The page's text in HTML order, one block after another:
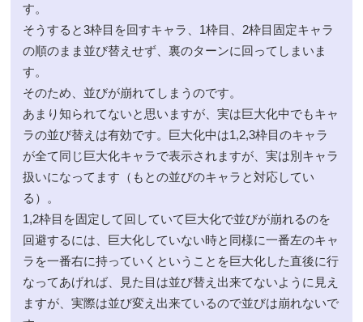
す。
そうすると3枠目を回すキャラ、1枠目、2枠目固定キャラ
の順のまま並び替えせず、裏のターンに回ってしまいま
す。
そのため、並びが崩れてしまうのです。
あまり知られてないと思いますが、実は巨大化中でもキャ
ラの並び替えは有効です。巨大化中は1,2,3枠目のキャラ
が全て同じ巨大化キャラで表示されますが、実は別キャラ
扱いになってます（もとの並びのキャラと対応してい
る）。
1,2枠目を固定して回していて巨大化で並びが崩れるのを
回避するには、巨大化していない時と同様に一番左のキャ
ラを一番右に持っていくということを巨大化した直後に行
なってあげれば、見た目は並び替え出来てないように見え
ますが、実際は並び変え出来ているので並びは崩れないで